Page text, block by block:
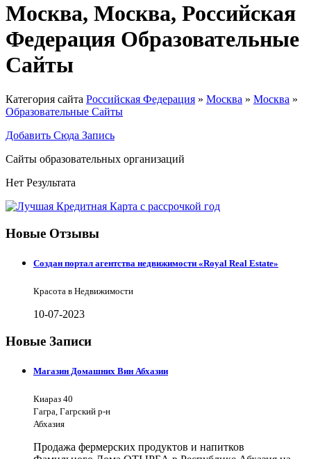
Москва, Москва, Российская
Федерация Образовательные
Сайты
Категория сайта Российская Федерация » Москва » Москва »
Образовательные Сайты
Добавить Сюда Запись
Сайты образовательных организаций
Нет Результата
Новые Отзывы
Создан портал агентства недвижимости «Royal Real Estate»
Красота в Недвижимости
10-07-2023
Новые Записи
Магазин Домашних Вин Абхазии
Киараз 40
Гагра, Гагрский р-н
Абхазия
Продажа фермерских продуктов и напитков